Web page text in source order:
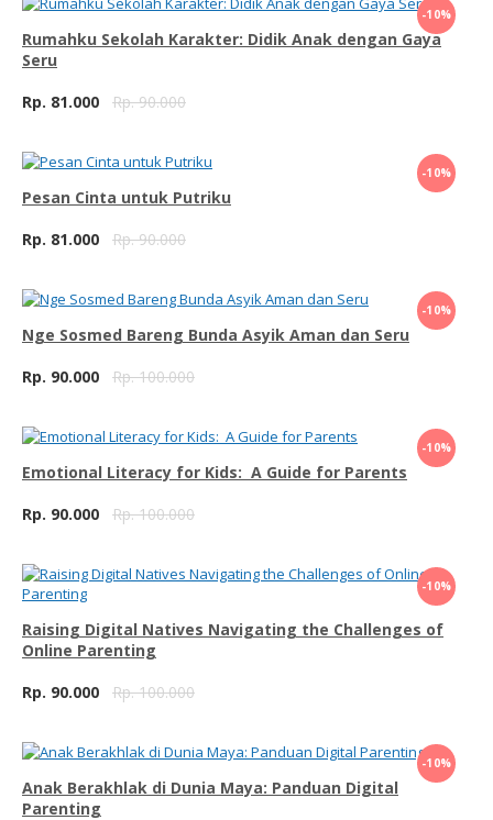
-10%
Rumahku Sekolah Karakter: Didik Anak dengan Gaya
Seru
Rp. 81.000
Rp. 90.000
Beli Sekarang
-10%
Pesan Cinta untuk Putriku
Rp. 81.000
Rp. 90.000
Beli Sekarang
-10%
Nge Sosmed Bareng Bunda Asyik Aman dan Seru
Rp. 90.000
Rp. 100.000
Beli Sekarang
-10%
Emotional Literacy for Kids: A Guide for Parents
Rp. 90.000
Rp. 100.000
Beli Sekarang
-10%
Raising Digital Natives Navigating the Challenges of
Online Parenting
Rp. 90.000
Rp. 100.000
Beli Sekarang
-10%
Anak Berakhlak di Dunia Maya: Panduan Digital
Parenting
Beli Sekarang